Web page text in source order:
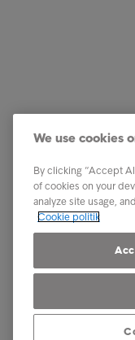
Vores
Rapporter
Om Intrum
We use cookies
By clicking “Accept
of cookies on your
analyze site usage,
Cookie politik